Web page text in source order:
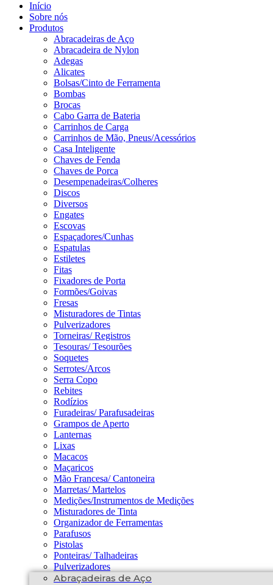
Início
Sobre nós
Produtos
Abracadeiras de Aço
Abracadeira de Nylon
Adegas
Alicates
Bolsas/Cinto de Ferramenta
Bombas
Brocas
Cabo Garra de Bateria
Carrinhos de Carga
Carrinhos de Mão, Pneus/Acessórios
Casa Inteligente
Chaves de Fenda
Chaves de Porca
Desempenadeiras/Colheres
Discos
Diversos
Engates
Escovas
Espaçadores/Cunhas
Espatulas
Estiletes
Fitas
Fixadores de Porta
Formões/Goivas
Fresas
Misturadores de Tintas
Pulverizadores
Torneiras/ Registros
Tesouras/ Tesourões
Soquetes
Serrotes/Arcos
Serra Copo
Rebites
Rodízios
Furadeiras/ Parafusadeiras
Grampos de Aperto
Lanternas
Lixas
Macacos
Maçaricos
Mão Francesa/ Cantoneira
Marretas/ Martelos
Medições/Instrumentos de Medições
Misturadores de Tinta
Organizador de Ferramentas
Parafusos
Pistolas
Ponteiras/ Talhadeiras
Pulverizadores
Abraçadeiras de Aço